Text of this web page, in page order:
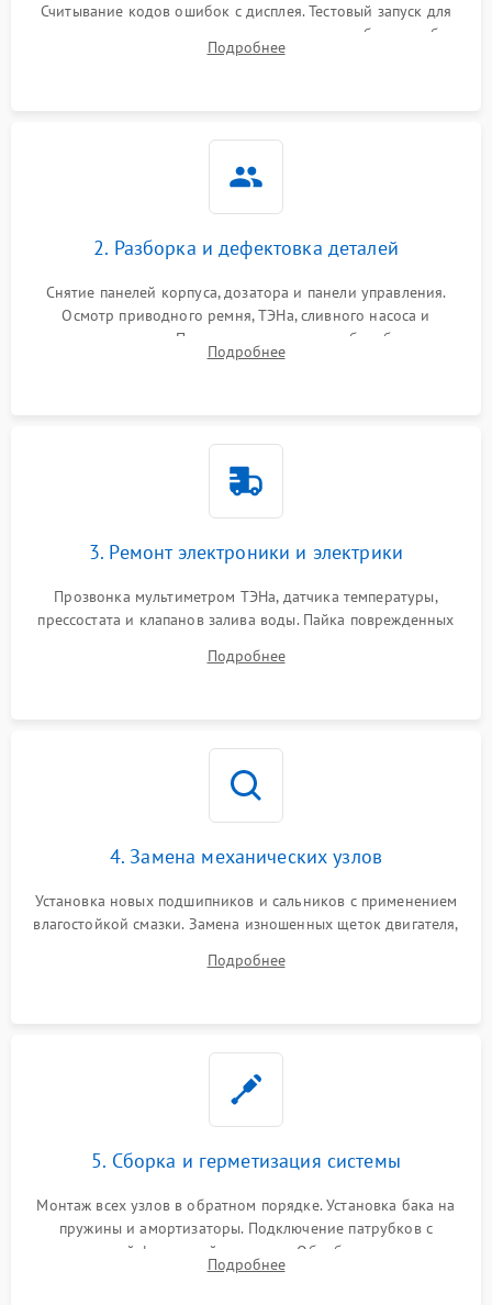
Считывание кодов ошибок с дисплея. Тестовый запуск для
выявления посторонних шумов, протечек или сбоев в работе
электронного модуля управления.
Подробнее
2. Разборка и дефектовка деталей
Снятие панелей корпуса, дозатора и панели управления.
Осмотр приводного ремня, ТЭНа, сливного насоса и
амортизаторов. Проверка подшипников барабана и
крестовины на износ, а манжеты люка на разрывы.
Подробнее
3. Ремонт электроники и электрики
Прозвонка мультиметром ТЭНа, датчика температуры,
прессостата и клапанов залива воды. Пайка поврежденных
Восстановление целостности проводки и контактов.
Подробнее
4. Замена механических узлов
Установка новых подшипников и сальников с применением
влагостойкой смазки. Замена изношенных щеток двигателя,
или поврежденной резиновой манжеты.
Подробнее
5. Сборка и герметизация системы
Монтаж всех узлов в обратном порядке. Установка бака на
пружины и амортизаторы. Подключение патрубков с
надежной фиксацией хомутами. Обработка стыков
герметиком для предотвращения возможных протечек воды.
Подробнее